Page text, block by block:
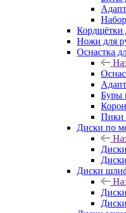
Ножи для
Оснастка
Буры
Пики
Диски по
Диски